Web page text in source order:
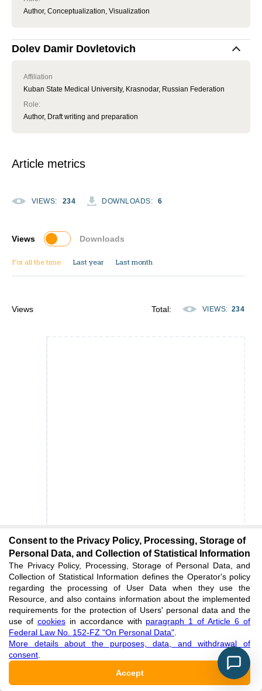
Author, Conceptualization, Visualization
Dolev Damir Dovletovich
Affiliation
Kuban State Medical University, Krasnodar, Russian Federation
Role:
Author, Draft writing and preparation
Article metrics
VIEWS: 234 DOWNLOADS: 6
For all the time Last year Last month
Views Downloads
Views Total: VIEWS: 234
Consent to the Privacy Policy, Processing, Storage of
Personal Data, and Collection of Statistical Information
The Privacy Policy, Processing, Storage of Personal Data, and
Collection of Statistical Information defines the Operator's policy
regarding the processing of User Data when they use the
Resource, and also contains information about the implemented
requirements for the protection of Users' personal data and the
use of cookiesin accordance with paragraph 1 of Article 6 of
Federal Law No. 152-FZ "On Personal Data"
More details about the purposes, data, and withdrawal of
consent
Accept